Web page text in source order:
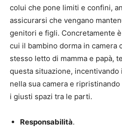
colui che pone limiti e confini,
assicurarsi che vengano
genitori e figli. Concretamente
cui il bambino dorma in camera
stesso letto di mamma e papà,
questa situazione, incentivando
nella sua camera e
i giusti spazi tra le parti.
Responsabilità.